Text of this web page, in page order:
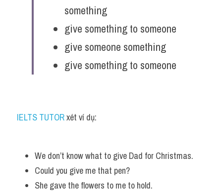
something
give something to someone
give someone something
give something to someone
IELTS TUTOR xét ví dụ:
We don’t know what to give Dad for Christmas.
Could you give me that pen?
She gave the flowers to me to hold.